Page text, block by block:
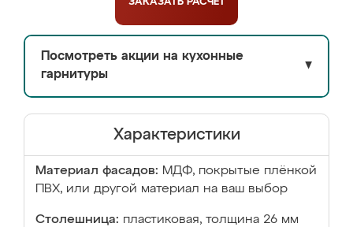
Посмотреть акции на кухонные
гарнитуры
▼
Характеристики
Материал фасадов: МДФ, покрытые плёнкой
ПВХ, или другой материал на ваш выбор
Столешница: пластиковая, толщина 26 мм